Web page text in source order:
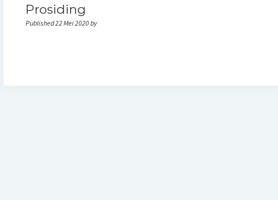
Prosiding
Published 22 Mei 2020 by